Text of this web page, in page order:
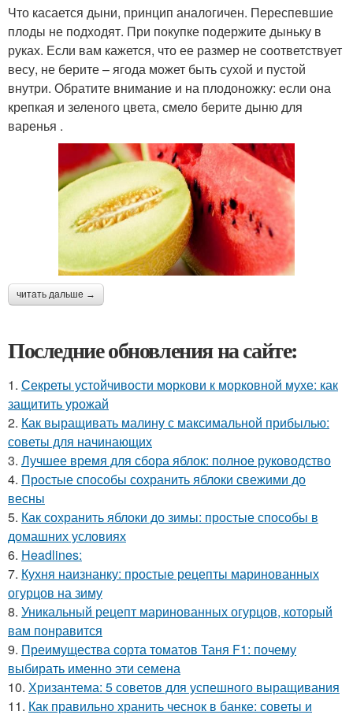
Что касается дыни, принцип аналогичен. Переспевшие
плоды не подходят. При покупке подержите дыньку в
руках. Если вам кажется, что ее размер не соответствует
весу, не берите – ягода может быть сухой и пустой
внутри. Обратите внимание и на плодоножку: если она
крепкая и зеленого цвета, смело берите дыню для
варенья .
читать дальше →
Последние обновления на сайте:
1. Секреты устойчивости моркови к морковной мухе: как
защитить урожай
2. Как выращивать малину с максимальной прибылью:
советы для начинающих
3. Лучшее время для сбора яблок: полное руководство
4. Простые способы сохранить яблоки свежими до
весны
5. Как сохранить яблоки до зимы: простые способы в
домашних условиях
6. Headlines:
7. Кухня наизнанку: простые рецепты маринованных
огурцов на зиму
8. Уникальный рецепт маринованных огурцов, который
вам понравится
9. Преимущества сорта томатов Таня F1: почему
выбирать именно эти семена
10. Хризантема: 5 советов для успешного выращивания
11. Как правильно хранить чеснок в банке: советы и